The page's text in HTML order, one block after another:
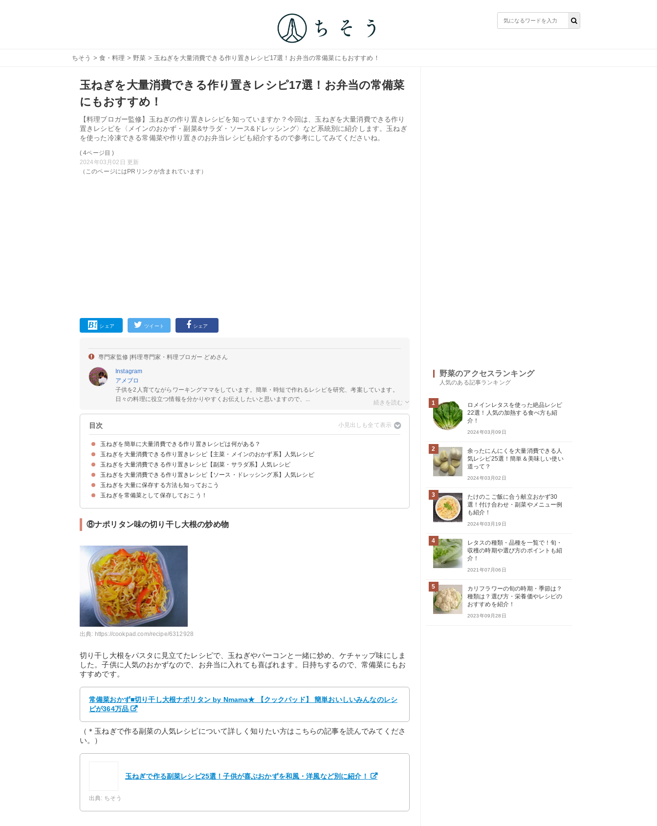
ちそう > 食・料理 > 野菜 > 玉ねぎを大量消費できる作り置きレシピ17選！お弁当の常備菜にもおすすめ！
玉ねぎを大量消費できる作り置きレシピ17選！お弁当の常備菜
にもおすすめ！
【料理ブロガー監修】玉ねぎの作り置きレシピを知っていますか？今回は、玉ねぎを大量消費できる作り
置きレシピを〈メインのおかず・副菜&サラダ・ソース&ドレッシング〉など系統別に紹介します。玉ねぎ
を使った冷凍できる常備菜や作り置きのお弁当レシピも紹介するので参考にしてみてくださいね。
( 4ページ目 )
2024年03月02日 更新
（このページにはPRリンクが含まれています）
シェア ツイート シェア
専門家監修 |料理専門家・料理ブロガー どめさん
Instagram
アメブロ
子供を2人育てながらワーキングママをしています。簡単・時短で作れるレシピを研究、考案しています。
日々の料理に役立つ情報を分かりやすくお伝えしたいと思いますので、...
目次
玉ねぎを簡単に大量消費できる作り置きレシピは何がある？
玉ねぎを大量消費できる作り置きレシピ【主菜・メインのおかず系】人気レシピ
①豚と玉ねぎの牛丼風
②アジの南蛮漬け
③栄養満点チリビーンズ
④簡単ミートソース
⑤鶏むね肉と豆腐のふんわり揚げ
⑥ポークソテーの白ワインアップルソース添え
玉ねぎを大量消費できる作り置きレシピ【副菜・サラダ系】人気レシピ
①大葉入りスライス玉ねぎの酢漬け
②ツナ入り新玉ねぎとパプリカのマリネ
③新玉ねぎの焼き浸し
④冷凍可能な簡単ラタトゥイユ
⑤お弁当にぴったりのきんぴら玉ねぎ
⑥常備菜のおすすめの玉ねぎ入りやみつきピーマン
⑦具材は玉ねぎだけのカレーマリネ
⑧ナポリタン味の切り干し大根の炒め物
玉ねぎを大量消費できる作り置きレシピ【ソース・ドレッシング系】人気レシピ
①レンジで作るとろける玉ねぎソース
②ゆずと玉ねぎのドレッシング
③トマトと玉ねぎの発酵ソース
玉ねぎを大量に保存する方法も知っておこう
玉ねぎを常備菜として保存しておこう！
⑧ナポリタン味の切り干し大根の炒め物
出典: https://cookpad.com/recipe/6312928
切り干し大根をパスタに見立てたレシピで、玉ねぎやパーコンと一緒に炒め、ケチャップ味にしま
した。子供に人気のおかずなので、お弁当に入れても喜ばれます。日持ちするので、常備菜にもお
すすめです。
常備菜おかず■切り干し大根ナポリタン by Nmama★ 【クックパッド】 簡単おいしいみんなのレシ
ピが364万品
（＊玉ねぎで作る副菜の人気レシピについて詳しく知りたい方はこちらの記事を読んでみてくださ
い。）
玉ねぎで作る副菜レシピ25選！子供が喜ぶおかずを和風・洋風など別に紹介！
出典: ちそう
野菜のアクセスランキング
人気のある記事ランキング
1
ロメインレタスを使った絶品レシピ
22選！人気の加熱する食べ方も紹
介！
2024年03月09日
2
余ったにんにくを大量消費できる人
気レシピ25選！簡単＆美味しい使い
道って？
2024年03月02日
3
たけのこご飯に合う献立おかず30
選！付け合わせ・副菜やメニュー例
も紹介！
2024年03月19日
4
レタスの種類・品種を一覧で！旬・
収穫の時期や選び方のポイントも紹
介！
2021年07月06日
5
カリフラワーの旬の時期・季節は？
種類は？選び方・栄養価やレシピの
おすすめを紹介！
2023年09月28日